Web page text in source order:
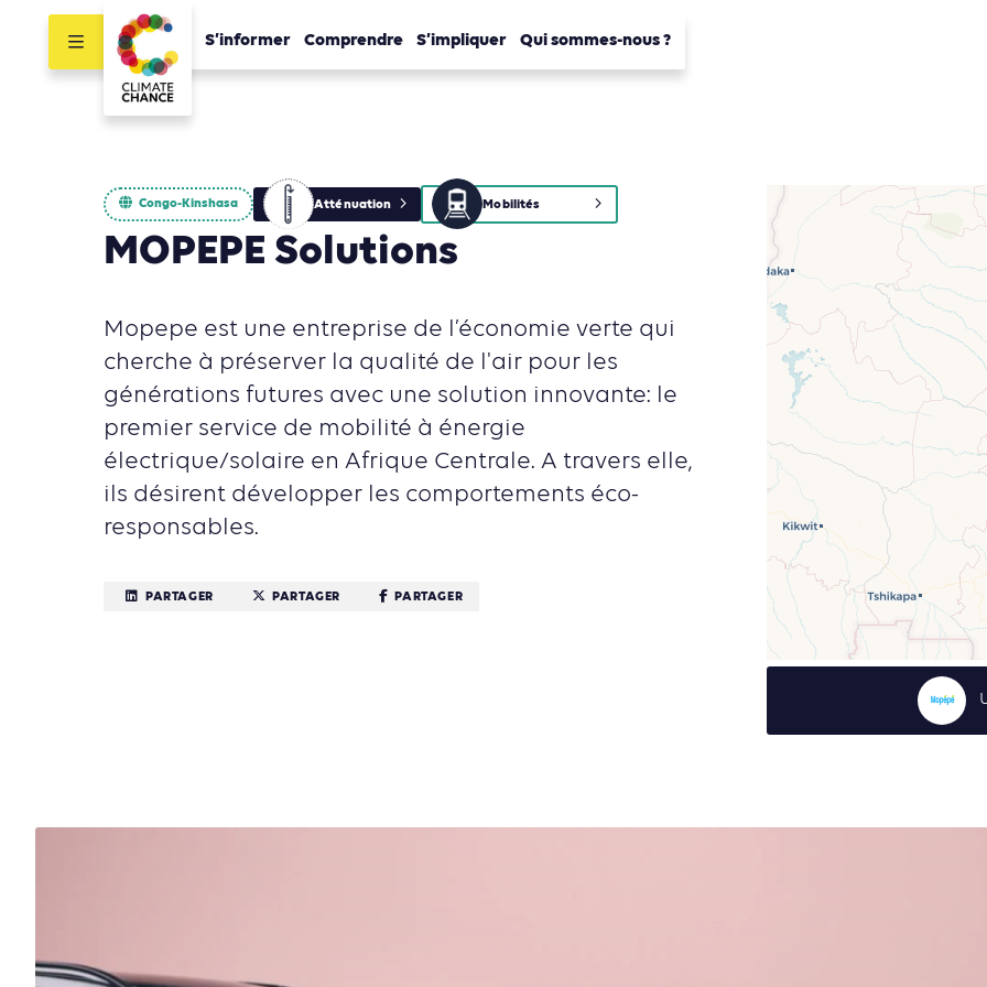
S’informer Comprendre S’impliquer Qui sommes-nous ?
Congo-Kinshasa Atténuation Mobilités
MOPEPE Solutions
Mopepe est une entreprise de l’économie verte qui
cherche à préserver la qualité de l'air pour les
générations futures avec une solution innovante: le
premier service de mobilité à énergie
électrique/solaire en Afrique Centrale. A travers elle,
ils désirent développer les comportements éco-
responsables.
PARTAGER PARTAGER PARTAGER